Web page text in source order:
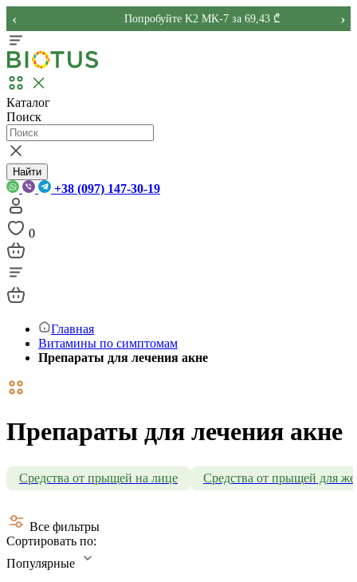
Попробуйте K2 MK-7 за 69,43 ₾
‹ ›
Каталог
Поиск
Найти
+38 (097) 147-30-19
0
Главная
Витамины по симптомам
Препараты для лечения акне
Препараты для лечения акне
Средства от прыщей на лице Средства от прыщей для
Все фильтры
Сортировать по:
Популярные